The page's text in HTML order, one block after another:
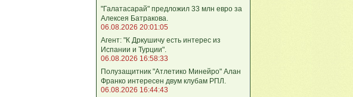
"Галатасарай" предложил 33 млн евро за
Алексея Батракова.
06.08.2026 20:01:05
Агент: "К Дркушичу есть интерес из
Испании и Турции".
06.08.2026 16:58:33
Полузащитник "Атлетико Минейро" Алан
Франко интересен двум клубам РПЛ.
06.08.2026 16:44:43